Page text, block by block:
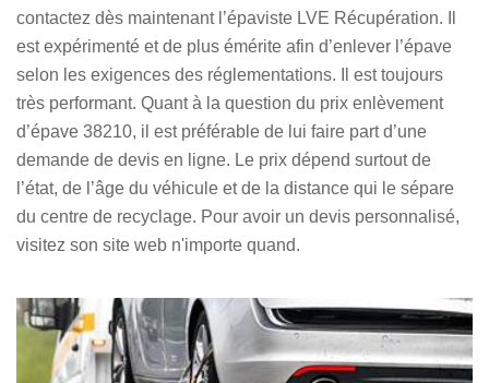
contactez dès maintenant l’épaviste LVE Récupération. Il
est expérimenté et de plus émérite afin d’enlever l’épave
selon les exigences des réglementations. Il est toujours
très performant. Quant à la question du prix enlèvement
d’épave 38210, il est préférable de lui faire part d’une
demande de devis en ligne. Le prix dépend surtout de
l’état, de l’âge du véhicule et de la distance qui le sépare
du centre de recyclage. Pour avoir un devis personnalisé,
visitez son site web n'importe quand.